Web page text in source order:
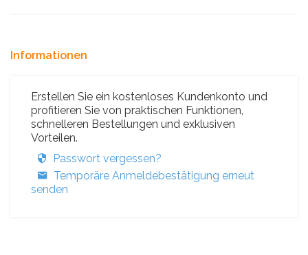
Informationen
Erstellen Sie ein kostenloses Kundenkonto und
profitieren Sie von praktischen Funktionen,
schnelleren Bestellungen und exklusiven
Vorteilen.
Passwort vergessen?
Temporäre Anmeldebestätigung erneut
senden